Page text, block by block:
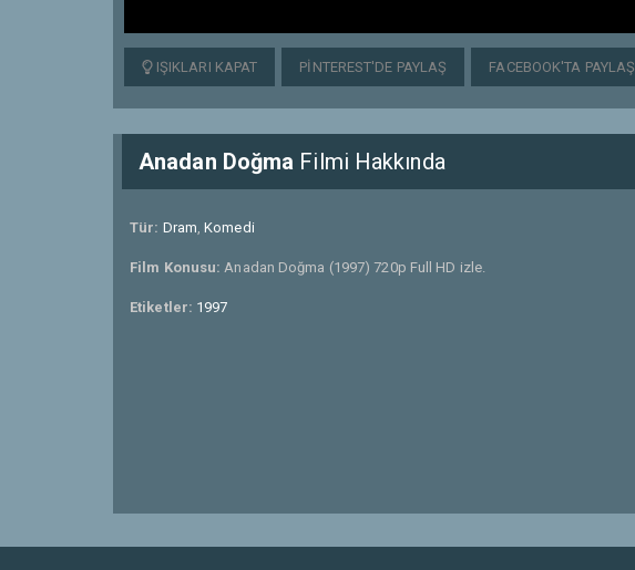
IŞIKLARI KAPAT PINTEREST'DE PAYLAŞ FACEBOOK'TA PAYLAŞ
Anadan Doğma Filmi Hakkında
Tür: Dram,Komedi
Film Konusu:Anadan Doğma (1997) 720p Full HD izle.
Etiketler: 1997